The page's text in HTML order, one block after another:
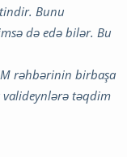
Bunu
də edə bilər. Bu
rəhbərinin birbaşa
valideynlərə təqdim